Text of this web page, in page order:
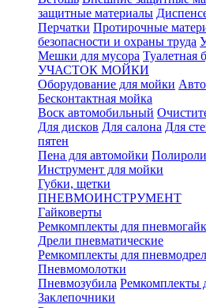
защитные материалы
Перчатки Протирочные
безопасности и охраны труда
Мешки для мусора Туалетная
УЧАСТОК МОЙКИ
Оборудование для мойки
Бесконтактная мойка
Воск автомобильный
Для дисков Для салона Для
пятен
Пена для автомойки
Инструмент для мойки
Губки, щетки
ПНЕВМОИНСТРУМЕНТ
Гайковерты
Ремкомплекты для
Дрели пневматические
Ремкомплекты для
Пневмомолотки
Пневмозубила Ремкомплекты
Заклепочники